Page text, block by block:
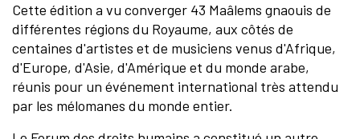
Cette édition a vu converger 43 Maâlems gnaouis de
différentes régions du Royaume, aux côtés de
centaines d'artistes et de musiciens venus d'Afrique,
d'Europe, d'Asie, d'Amérique et du monde arabe,
réunis pour un événement international très attendu
par les mélomanes du monde entier.